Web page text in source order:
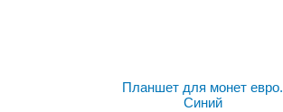
Планшет для монет евро.
Синий